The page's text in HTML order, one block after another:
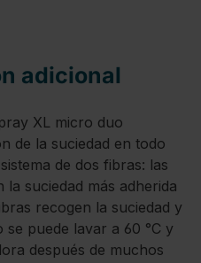
adicional
XL micro duo
de la suciedad en todo
de dos fibras: las
la suciedad más adherida
recogen la suciedad y
se puede lavar a 60 °C y
después de muchos